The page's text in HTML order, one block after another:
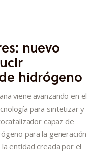
nuevo
hidrógeno
viene avanzando en el
para sintetizar y
capaz de
para la generación
entidad creada por el